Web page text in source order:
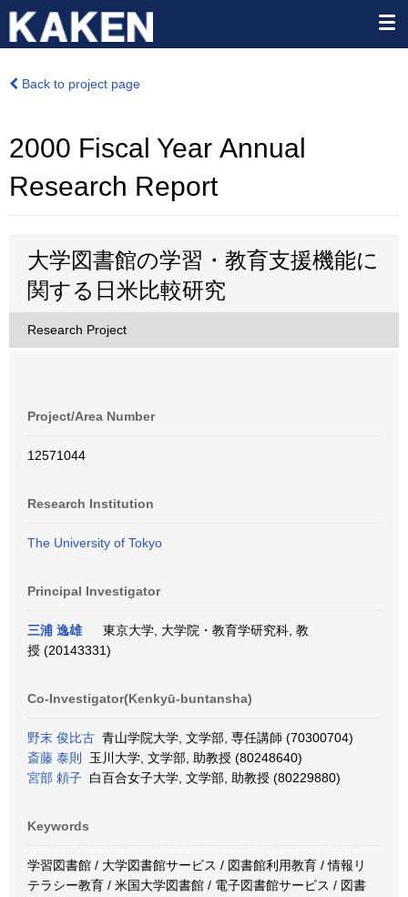
Back to project page
2000 Fiscal Year Annual
Research Report
大学図書館の学習・教育支援機能に
関する日米比較研究
Research Project
Project/Area Number
12571044
Research Institution
The University of Tokyo
Principal Investigator
三浦 逸雄
東京大学, 大学院・教育学研究科, 教
授 (20143331)
Co-Investigator(Kenkyū-buntansha)
野末 俊比古 青山学院大学, 文学部, 専任講師 (70300704)
斎藤 泰則
玉川大学, 文学部, 助教授 (80248640)
宮部 頼子 白百合女子大学, 文学部, 助教授 (80229880)
Keywords
学習図書館 / 大学図書館サービス / 図書館利用教育 / 情報リ
テラシー教育 / 米国大学図書館 / 電子図書館サービス / 図書